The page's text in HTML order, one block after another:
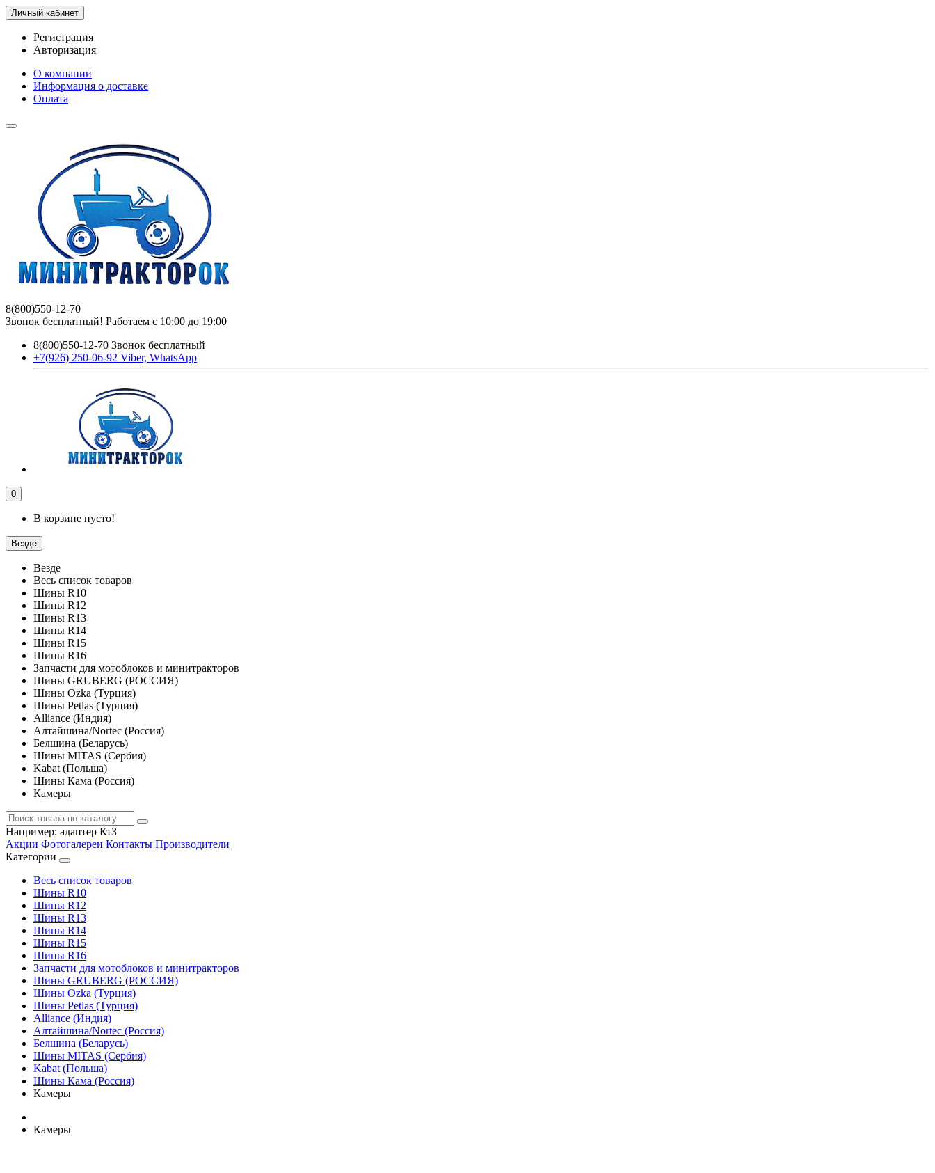
Личный кабинет
Регистрация
Авторизация
О компании
Информация о доставке
Оплата
8(800)550-12-70
Звонок бесплатный! Работаем с 10:00 до 19:00
8(800)550-12-70 Звонок бесплатный
+7(926) 250-06-92 Viber, WhatsApp
0
В корзине пусто!
Везде
Везде
Весь список товаров
Шины R10
Шины R12
Шины R13
Шины R14
Шины R15
Шины R16
Запчасти для мотоблоков и минитракторов
Шины GRUBERG (РОССИЯ)
Шины Ozka (Турция)
Шины Petlas (Турция)
Alliance (Индия)
Алтайшина/Nortec (Россия)
Белшина (Беларусь)
Шины MITAS (Сербия)
Kabat (Польша)
Шины Кама (Россия)
Камеры
Например: адаптер КтЗ
Акции Фотогалереи Контакты Производители
Категории
Весь список товаров
Шины R10
Шины R12
Шины R13
Шины R14
Шины R15
Шины R16
Запчасти для мотоблоков и минитракторов
Шины GRUBERG (РОССИЯ)
Шины Ozka (Турция)
Шины Petlas (Турция)
Alliance (Индия)
Алтайшина/Nortec (Россия)
Белшина (Беларусь)
Шины MITAS (Сербия)
Kabat (Польша)
Шины Кама (Россия)
Камеры
Камеры